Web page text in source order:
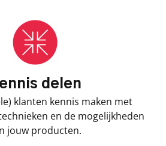
delen
klanten kennis maken met
en de mogelijkheden
jouw producten.